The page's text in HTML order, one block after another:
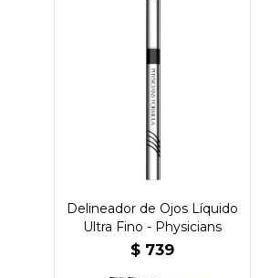
Delineador de Ojos Líquido
Ultra Fino - Physicians
$ 739